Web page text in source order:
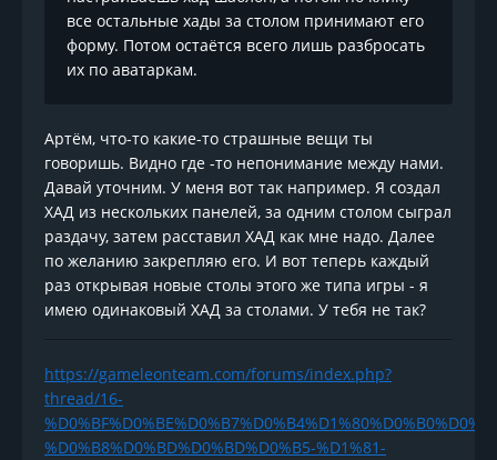
все остальные хады за столом принимают его
форму. Потом остаётся всего лишь разбросать
их по аватаркам.
Артём, что-то какие-то страшные вещи ты
говоришь. Видно где -то непонимание между нами.
Давай уточним. У меня вот так например. Я создал
ХАД из нескольких панелей, за одним столом сыграл
раздачу, затем расставил ХАД как мне надо. Далее
по желанию закрепляю его. И вот теперь каждый
раз открывая новые столы этого же типа игры - я
имею одинаковый ХАД за столами. У тебя не так?
https://gameleonteam.com/forums/index.php?
thread/16-
%D0%B8%D0%BD%D0%BD%D0%B5-%D1%81-